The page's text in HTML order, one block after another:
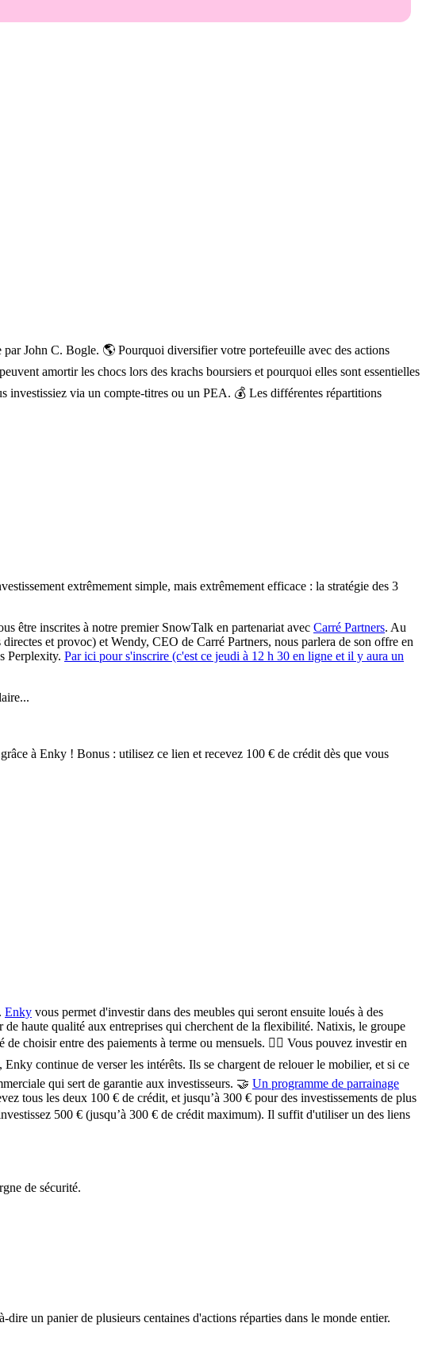
John C. Bogle. 🌎 Pourquoi diversifier votre portefeuille avec des actions
amortir les chocs lors des krachs boursiers et pourquoi elles sont essentielles
via un compte-titres ou un PEA. 💰 Les différentes répartitions
extrêmement simple, mais extrêmement efficace : la stratégie des 3
être inscrites à notre premier SnowTalk en partenariat avec Carré Partners. Au
et provoc) et Wendy, CEO de Carré Partners, nous parlera de son offre en
Perplexity. Par ici pour s'inscrire (c'est ce jeudi à 12 h 30 en ligne et il y aura un
à Enky ! Bonus : utilisez ce lien et recevez 100 € de crédit dès que vous
Enky vous permet d'investir dans des meubles qui seront ensuite loués à des
de haute qualité aux entreprises qui cherchent de la flexibilité. Natixis, le groupe
de choisir entre des paiements à terme ou mensuels. 🙋‍♀️ Vous pouvez investiren
Enky continue de verser les intérêts. Ils se chargent de relouer le mobilier, et si ce
qui sert de garantie aux investisseurs. 🤝 Un programme de parrainage
tous les deux 100 € de crédit, et jusqu’à 300 € pour des investissements de plus
500 € (jusqu’à 300 € de crédit maximum). Il suffit d'utiliser un des liens
de sécurité.
dire un panier de plusieurs centaines d'actions réparties dans le monde entier.